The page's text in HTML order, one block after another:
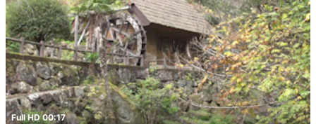
Full HD 00:17